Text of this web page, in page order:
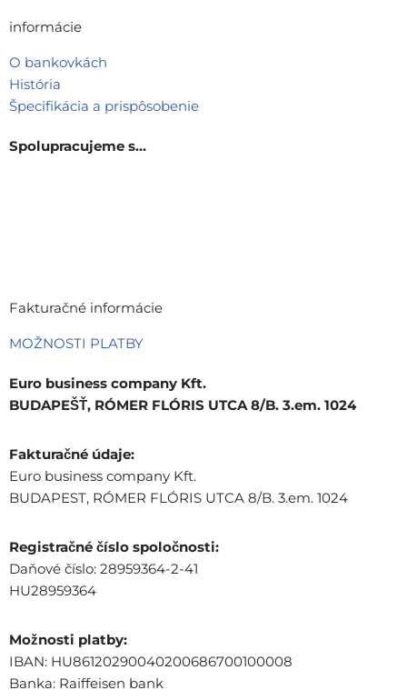
informácie
O bankovkách
História
Špecifikácia a prispôsobenie
Spolupracujeme s…
Fakturačné informácie
MOŽNOSTI PLATBY
Euro business company Kft.
BUDAPEŠŤ, RÓMER FLÓRIS UTCA 8/B. 3.em. 1024
Fakturačné údaje:
Euro business company Kft.
BUDAPEST, RÓMER FLÓRIS UTCA 8/B. 3.em. 1024
Registračné číslo spoločnosti:
Daňové číslo: 28959364-2-41
HU28959364
Možnosti platby:
IBAN: HU86120290040200686700100008
Banka: Raiffeisen bank